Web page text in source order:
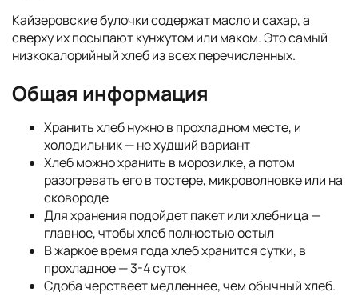
Кайзеровские булочки содержат масло и сахар, а
сверху их посыпают кунжутом или маком. Это самый
низкокалорийный хлеб из всех перечисленных.
Общая информация
Хранить хлеб нужно в прохладном месте, и
холодильник — не худший вариант
Хлеб можно хранить в морозилке, а потом
разогревать его в тостере, микроволновке или на
сковороде
Для хранения подойдет пакет или хлебница —
главное, чтобы хлеб полностью остыл
В жаркое время года хлеб хранится сутки, в
прохладное — 3-4 суток
Сдоба черствеет медленнее, чем обычный хлеб.